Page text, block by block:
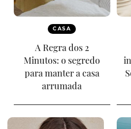
CASA
A Regra dos 2
Minutos: o segredo
para manter a casa
arrumada